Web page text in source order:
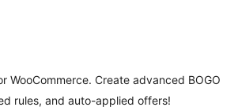
Create advanced BOGO
rules, and auto-applied offers!